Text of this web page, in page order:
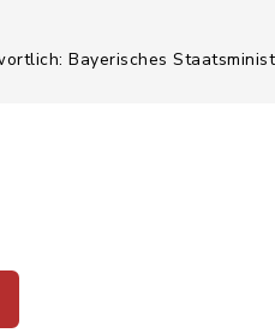
Bayerisches